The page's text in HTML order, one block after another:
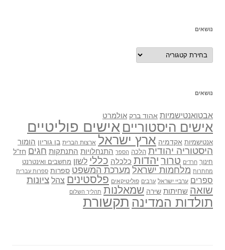
נושאים
נושאים
נושאים
אבטואנטישמיות אהוד ברק אולמרט
אישים היסטוריים אישים פוליטיים
אנטישמיות אקדמיה ארץ ישראל ארצות הברית בן גוריון הומור
היסטוריה יהודית הלכה הספר התנחלויות התנתקות חגים חז"ל
חינוך חרדים טרור יהדות כלכלה כללי לשון מחשבים ואינטרנט
מחתרות מלחמות ישראל מערכת המשפט ספרות ספרות עברית
ספרים ערביי ישראל ערבים פוליטיקאים פלסטינים צהל ציונות
שואה שחיתות שירה שמאלנות תהליך השלום
תולדות המדינה תקשורת